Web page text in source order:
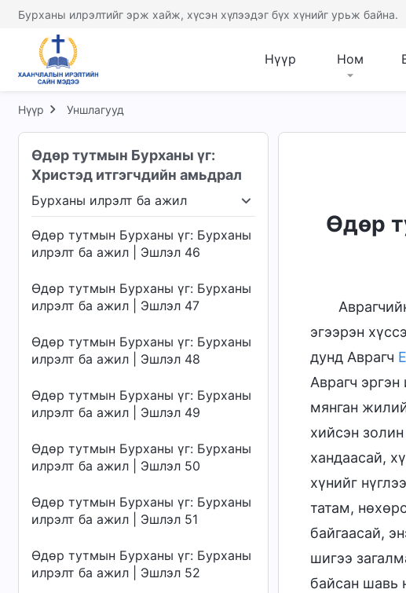
Бурханы илрэлтийг эрж хайж, хүсэн хүлээдэг бүх хүнийг урьж байна.
Нүүр Ном
Нүүр Уншлагууд
Өдөр тутмын Бурханы үг:
Христэд итгэгчдийн амьдрал
Бурханы илрэлт ба ажил
үе шат Бурханы илрэлт ба ажил Эцсийн өдрүүд
Өдөр тутмын Бурханы үг: Бурханы
илрэлт ба ажил | Эшлэл 46
Өдөр тутмын Бурханы үг: Бурханы
илрэлт ба ажил | Эшлэл 47
Өдөр тутмын Бурханы үг: Бурханы
илрэлт ба ажил | Эшлэл 48
Өдөр тутмын Бурханы үг: Бурханы
илрэлт ба ажил | Эшлэл 49
Өдөр тутмын Бурханы үг: Бурханы
илрэлт ба ажил | Эшлэл 50
Өдөр тутмын Бурханы үг: Бурханы
илрэлт ба ажил | Эшлэл 51
Өдөр тутмын Бурханы үг: Бурханы
илрэлт ба ажил | Эшлэл 52
Өдөр
эгээрэн
дунд Аврагч
Аврагч
мянган
хийсэн
хандаасай,
хүнийг
татам,
байгаасай,
шигээ
байсан шавь